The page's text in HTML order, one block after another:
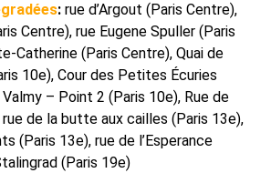
: rue d’Argout (Paris Centre),
Centre), rue Eugene Spuller (Paris
Catherine (Paris Centre), Quai de
10e), Cour des Petites Écuries
– Point 2 (Paris 10e), Rue de
rue de la butte aux cailles (Paris 13e),
(Paris 13e), rue de l’Esperance
(Paris 19e)